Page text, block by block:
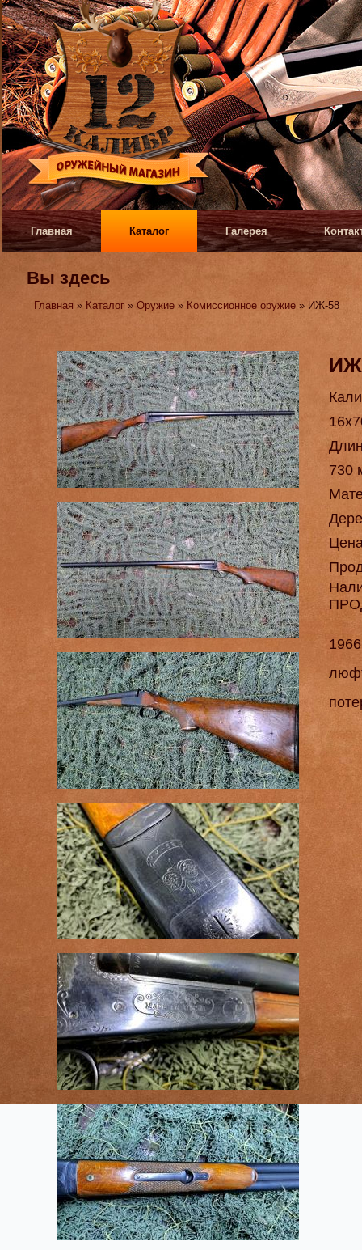
Главная Каталог Галерея
Вы здесь
Главная » Каталог »Оружие » Комиссионное оружие » ИЖ-58
730